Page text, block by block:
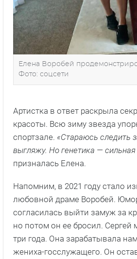
Елена Воробей
Фото: соцсети
Артистка в ответ раскрыла
красоты. Всю зиму звезда
спортзале. «Стараюсь следить
выгляжу. Но генетика —
призналась Елена.
Напомним, в 2021 году стало
любовной драме Воробей.
согласилась выйти замуж за
но потом он ее бросил.
три года. Она зарабатывала
жениха-госслужащего. Он